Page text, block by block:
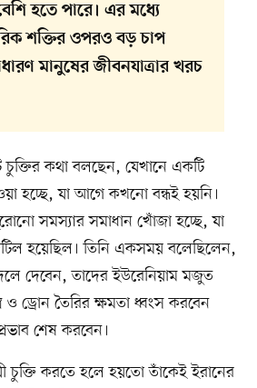
হতে পারে। এর মধ্যে
শক্তির ওপরও বড় চাপ
মানুষের জীবনযাত্রার খরচ
কথা বলছেন, যেখানে একটি
হচ্ছে, যা আগে কখনো বন্ধই হয়নি।
সমস্যার সমাধান খোঁজা হচ্ছে, যা
হয়েছিল। তিনি একসময় বলেছিলেন,
দেবেন, তাদের ইউরেনিয়াম মজুত
ও ড্রোন তৈরির ক্ষমতা ধ্বংস করবেন
শেষ করবেন।
চুক্তি করতে হলে হয়তো তাঁকেই ইরানের